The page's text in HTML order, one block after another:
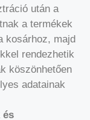
után a
a termékek
kosárhoz, majd
rendezhetik
köszönhetően
adatainak
és